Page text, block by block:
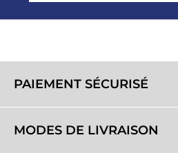
PAIEMENT SÉCURISÉ
MODES DE LIVRAISON